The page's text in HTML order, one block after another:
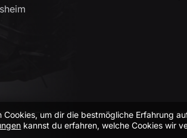
Cookies, um dir die bestmögliche Erfahrung
kannst du erfahren, welche Cookies wir